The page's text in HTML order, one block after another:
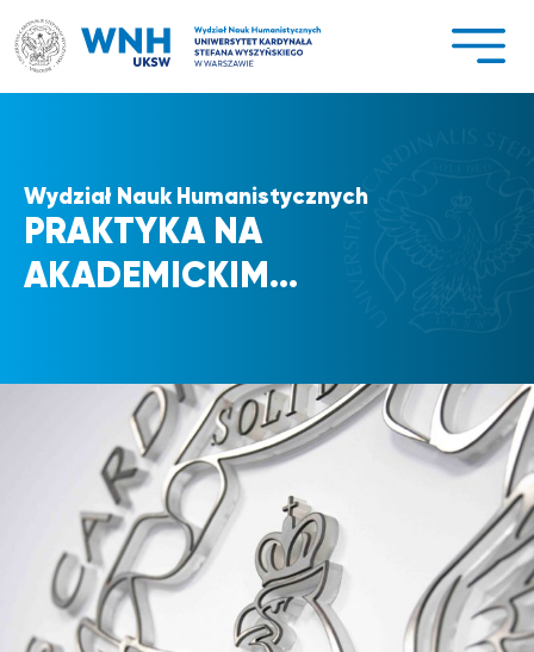
do
treści
Wydział Nauk Humanistycznych
PRAKTYKA NA
AKADEMICKIM…